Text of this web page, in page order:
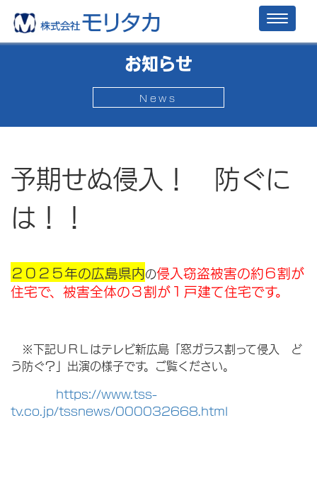
お知らせ
News
予期せぬ侵入！ 防ぐに
は！！
２０２５年の広島県内の侵入窃盗被害の約６割が
住宅で、被害全体の３割が１戸建て住宅です。
※下記ＵＲＬはテレビ新広島「窓ガラス割って侵入 ど
う防ぐ？」出演の様子です。ご覧ください。
https://www.tss-
tv.co.jp/tssnews/000032668.html